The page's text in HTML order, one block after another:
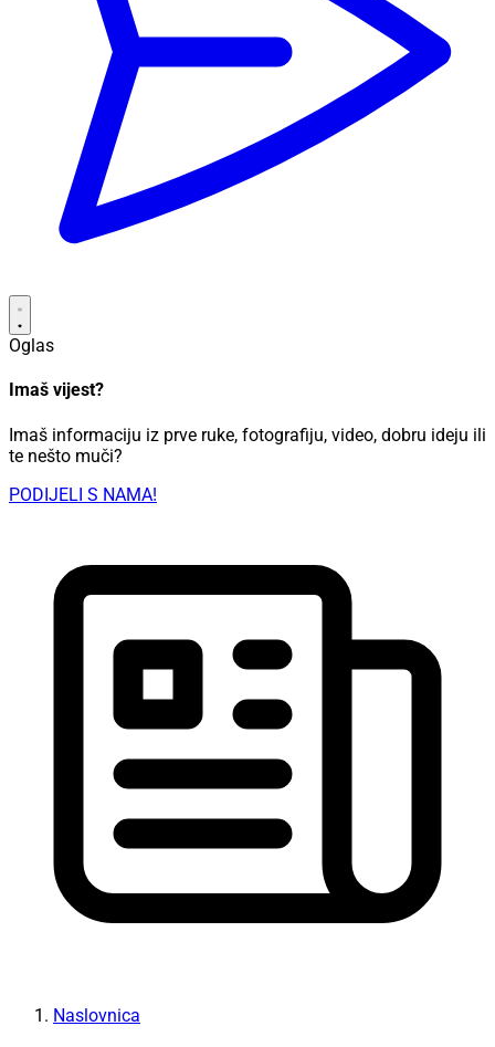
Oglas
Imaš vijest?
Imaš informaciju iz prve ruke, fotografiju, video, dobru ideju ili
te nešto muči?
PODIJELI S NAMA!
Naslovnica